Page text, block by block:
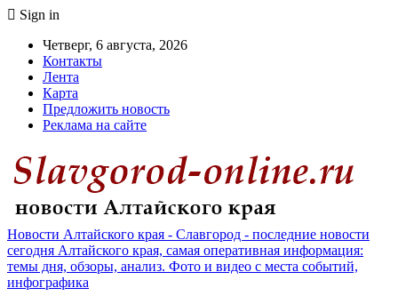
Sign in
Четверг, 6 августа, 2026
Контакты
Лента
Карта
Предложить новость
Реклама на сайте
Новости Алтайского края - Славгород - последние новости
сегодня Алтайского края, самая оперативная информация:
темы дня, обзоры, анализ. Фото и видео с места событий,
инфографика